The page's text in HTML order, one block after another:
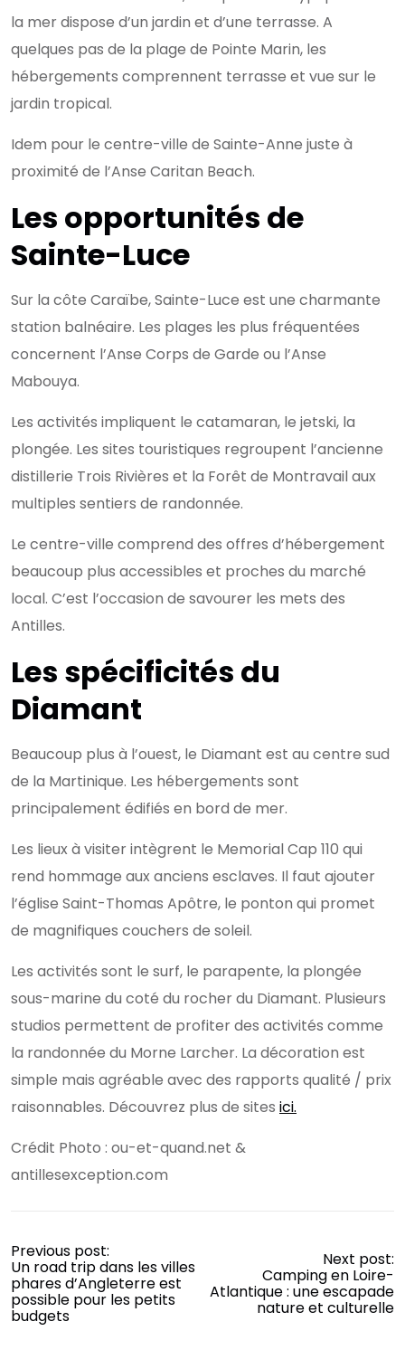
la mer dispose d’un jardin et d’une terrasse. A
quelques pas de la plage de Pointe Marin, les
hébergements comprennent terrasse et vue sur le
jardin tropical.
Idem pour le centre-ville de Sainte-Anne juste à
proximité de l’Anse Caritan Beach.
Les opportunités de
Sainte-Luce
Sur la côte Caraïbe, Sainte-Luce est une charmante
station balnéaire. Les plages les plus fréquentées
concernent l’Anse Corps de Garde ou l’Anse
Mabouya.
Les activités impliquent le catamaran, le jetski, la
plongée. Les sites touristiques regroupent l’ancienne
distillerie Trois Rivières et la Forêt de Montravail aux
multiples sentiers de randonnée.
Le centre-ville comprend des offres d’hébergement
beaucoup plus accessibles et proches du marché
local. C’est l’occasion de savourer les mets des
Antilles.
Les spécificités du
Diamant
Beaucoup plus à l’ouest, le Diamant est au centre sud
de la Martinique. Les hébergements sont
principalement édifiés en bord de mer.
Les lieux à visiter intègrent le Memorial Cap 110 qui
rend hommage aux anciens esclaves. Il faut ajouter
l’église Saint-Thomas Apôtre, le ponton qui promet
de magnifiques couchers de soleil.
Les activités sont le surf, le parapente, la plongée
sous-marine du coté du rocher du Diamant. Plusieurs
studios permettent de profiter des activités comme
la randonnée du Morne Larcher. La décoration est
simple mais agréable avec des rapports qualité / prix
raisonnables. Découvrez plus de sites ici.
Crédit Photo : ou-et-quand.net &
antillesexception.com
Previous post:
Un road trip dans les villes
phares d’Angleterre est
possible pour les petits
budgets
Next post:
Camping en Loire-
Atlantique : une escapade
nature et culturelle